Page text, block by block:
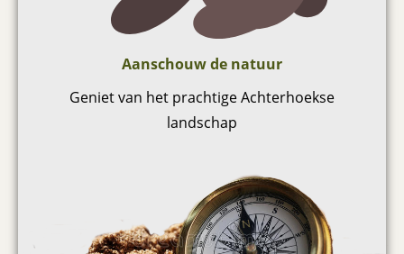
Aanschouw de natuur
Geniet van het prachtige Achterhoekse
landschap